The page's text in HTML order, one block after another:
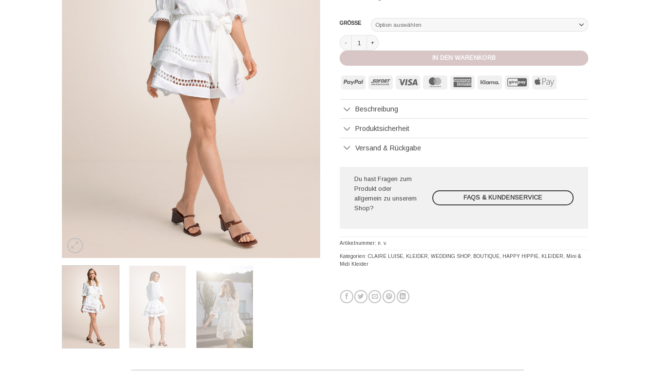
GRÖSSE
Claire Luise Kleid ecru Menge
IN DEN WARENKORB
PayPal Sofort Visa MasterCard American
Klarna GiroPay Apple
Beschreibung
Produktsicherheit
Versand & Rückgabe
Du hast Fragen zum
Produkt oder
allgemein zu unserem
Shop?
FAQS & KUNDENSERVICE
Artikelnummer: n. v.
Kategorien: CLAIRE LUISE KLEIDER WEDDING SHOP BOUTIQUE HAPPY HIPPIE KLEIDER
Mini &
Midi Kleider